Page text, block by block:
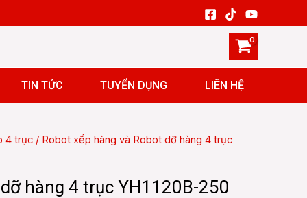
TIN TỨC TUYỂN DỤNG LIÊN HỆ
4 trục / Robot xếp hàng và Robot dỡ hàng 4 trục
hàng 4 trục YH1120B-250